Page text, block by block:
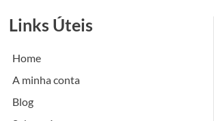
Links Úteis
Home
A minha conta
Blog